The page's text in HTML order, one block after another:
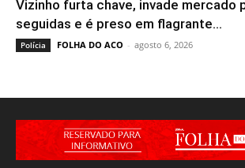
Vizinho furta chave, invade mercado
seguidas e é preso em flagrante...
Polícia FOLHA DO ACO - agosto 6, 2026